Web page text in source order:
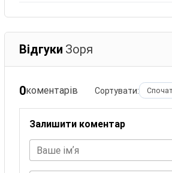
Відгуки Зоря
0коментарів Сортувати:
Залишити коментар
Ваше імʼя